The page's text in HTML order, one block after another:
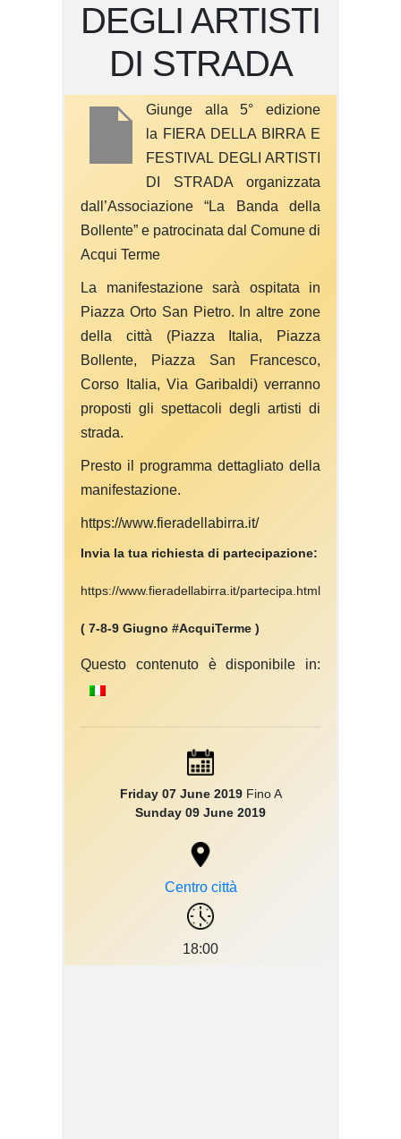
DEGLI ARTISTI
DI STRADA
Giunge alla 5° edizione
la FIERA DELLA BIRRA E
FESTIVAL DEGLI ARTISTI
DI STRADA organizzata
dall’Associazione “La Banda della
Bollente” e patrocinata dal Comune di
Acqui Terme
La manifestazione sarà ospitata in
Piazza Orto San Pietro. In altre zone
della città (Piazza Italia, Piazza
Bollente, Piazza San Francesco,
Corso Italia, Via Garibaldi) verranno
proposti gli spettacoli degli artisti di
strada.
Presto il programma dettagliato della
manifestazione.
https://www.fieradellabirra.it/
Invia la tua richiesta di partecipazione:
https://www.fieradellabirra.it/partecipa.html
( 7-8-9 Giugno #AcquiTerme )
Questo contenuto è disponibile in:
Friday 07 June 2019Fino A
Sunday 09 June 2019
Centro città
18:00